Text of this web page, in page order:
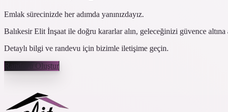
Emlak sürecinizde her adımda yanınızdayız.
Balıkesir Elit İnşaat ile doğru kararlar alın, geleceğinizi güvence altına
Detaylı bilgi ve randevu için bizimle iletişime geçin.
Randevu Oluştur